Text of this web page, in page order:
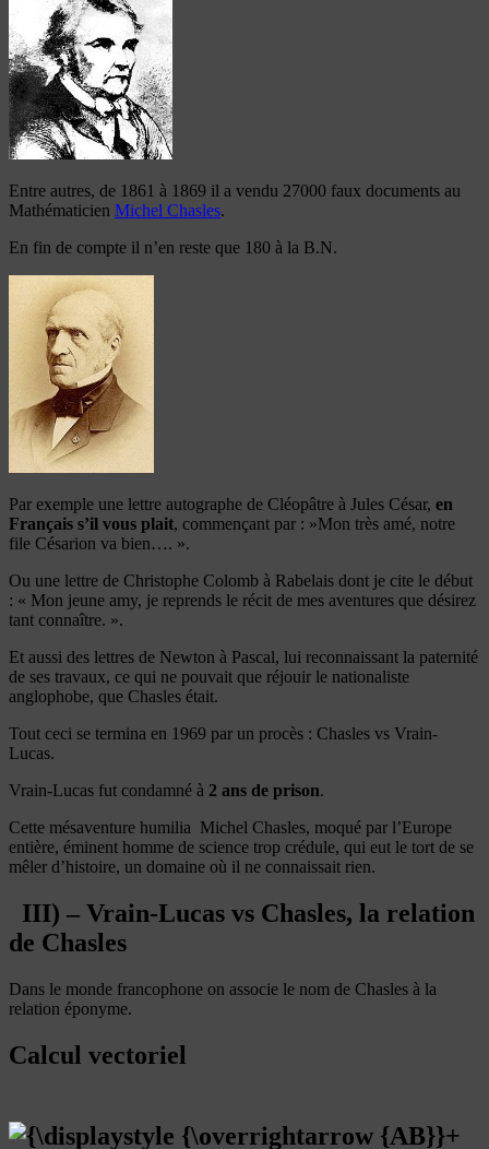
Entre autres, de 1861 à 1869 il a vendu 27000 faux documents au
Mathématicien Michel Chasles.
En fin de compte il n’en reste que 180 à la B.N.
Par exemple une lettre autographe de Cléopâtre à Jules César, en
Français s’il vous plait, commençant par : »Mon très amé, notre
file Césarion va bien…. ».
Ou une lettre de Christophe Colomb à Rabelais dont je cite le début
: « Mon jeune amy, je reprends le récit de mes aventures que désirez
tant connaître. ».
Et aussi des lettres de Newton à Pascal, lui reconnaissant la paternité
de ses travaux, ce qui ne pouvait que réjouir le nationaliste
anglophobe, que Chasles était.
Tout ceci se termina en 1969 par un procès : Chasles vs Vrain-
Lucas.
Vrain-Lucas fut condamné à 2 ans de prison.
Cette mésaventure humilia Michel Chasles, moqué par l’Europe
entière, éminent homme de science trop crédule, qui eut le tort de se
mêler d’histoire, un domaine où il ne connaissait rien.
III) – Vrain-Lucas vs Chasles, la relation
de Chasles
Dans le monde francophone on associe le nom de Chasles à la
relation éponyme.
Calcul vectoriel